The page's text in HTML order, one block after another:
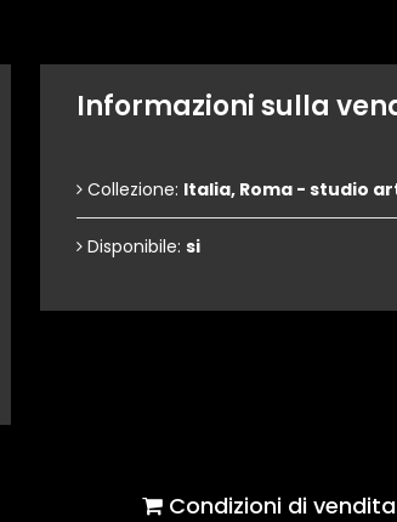
Informazioni sulla
Collezione: Italia, Roma - studio
Disponibile: si
Condizioni di vendita